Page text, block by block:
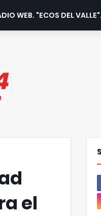
WEB. "ECOS DEL VALLE".
el